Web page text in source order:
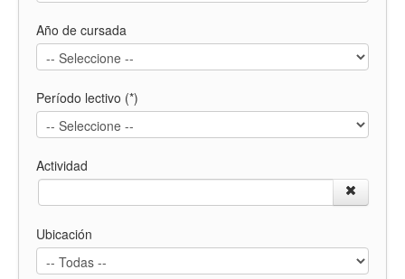
Año de cursada
Período lectivo (*)
Actividad
Ubicación